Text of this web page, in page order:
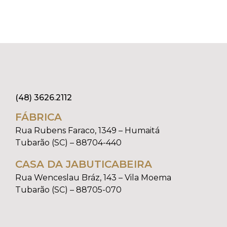
(48) 3626.2112
FÁBRICA
Rua Rubens Faraco, 1349 – Humaitá
Tubarão (SC) – 88704-440
CASA DA JABUTICABEIRA
Rua Wenceslau Bráz, 143 – Vila Moema
Tubarão (SC) – 88705-070